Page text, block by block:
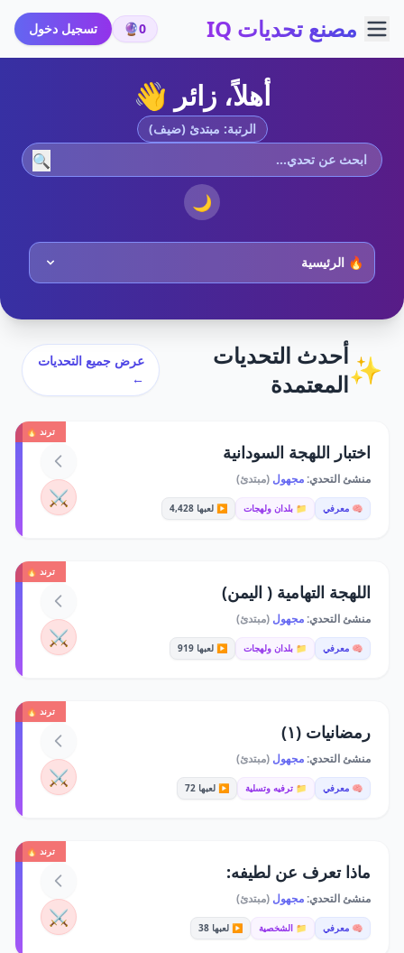
مصنع تحديات IQ 0
🔮 تسجيل دخول
أهلاً، زائر 👋
الرتبة: مبتدئ (ضيف)
🔍
🌙
✨أحدث التحديات
المعتمدة
عرض جميع التحديات
←
ترند 🔥
اختبار اللهجة السودانية
منشئ التحدي:مجهول (مبتدئ)
🧠 معرفي 📁 بلدان ولهجات ▶️ لعبها 4,428 ⚔️
ترند 🔥
اللهجة التهامية ( اليمن)
منشئ التحدي:مجهول (مبتدئ)
🧠 معرفي 📁 بلدان ولهجات ▶️ لعبها 919 ⚔️
ترند 🔥
رمضانيات (١)
منشئ التحدي:مجهول (مبتدئ)
🧠 معرفي 📁 ترفيه وتسلية ▶️ لعبها 72 ⚔️
ترند 🔥
ماذا تعرف عن لطيفه:
منشئ التحدي:مجهول (مبتدئ)
🧠 معرفي 📁 الشخصية ▶️ لعبها 38 ⚔️